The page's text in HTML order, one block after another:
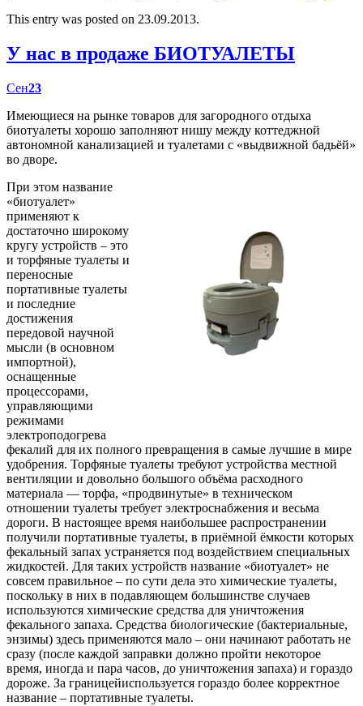
This entry was posted on 23.09.2013.
У нас в продаже БИОТУАЛЕТЫ
Сен23
Имеющиеся на рынке товаров для загородного отдыха
биотуалеты хорошо заполняют нишу между коттеджной
автономной канализацией и туалетами с «выдвижной бадьёй»
во дворе.
При этом название
«биотуалет»
применяют к
достаточно широкому
кругу устройств – это
и торфяные туалеты и
переносные
портативные туалеты
и последние
достижения
передовой научной
мысли (в основном
импортной),
оснащенные
процессорами,
управляющими
режимами
электроподогрева
фекалий для их полного превращения в самые лучшие в мире
удобрения. Торфяные туалеты требуют устройства местной
вентиляции и довольно большого объёма расходного
материала — торфа, «продвинутые» в техническом
отношении туалеты требует электроснабжения и весьма
дороги. В настоящее время наибольшее распространении
получили портативные туалеты, в приёмной ёмкости которых
фекальный запах устраняется под воздействием специальных
жидкостей. Для таких устройств название «биотуалет» не
совсем правильное – по сути дела это химические туалеты,
поскольку в них в подавляющем большинстве случаев
используются химические средства для уничтожения
фекального запаха. Средства биологические (бактериальные,
энзимы) здесь применяются мало – они начинают работать не
сразу (после каждой заправки должно пройти некоторое
время, иногда и пара часов, до уничтожения запаха) и гораздо
дороже. За границейиспользуется гораздо более корректное
название – портативные туалеты.